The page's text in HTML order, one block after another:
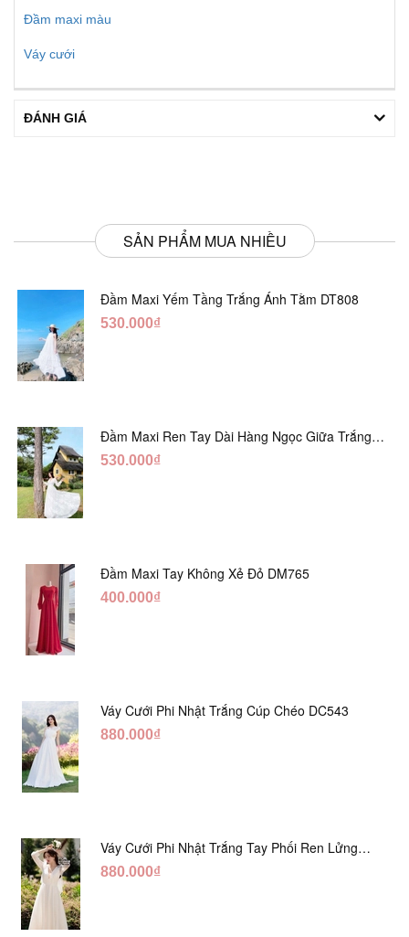
Đầm maxi màu
Váy cưới
ĐÁNH GIÁ
SẢN PHẨM MUA NHIỀU
Đầm Maxi Yếm Tầng Trắng Ánh Tằm DT808
530.000₫
Đầm Maxi Ren Tay Dài Hàng Ngọc Giữa Trắng
DT730
530.000₫
Đầm Maxi Tay Không Xẻ Đỏ DM765
400.000₫
Váy Cưới Phi Nhật Trắng Cúp Chéo DC543
880.000₫
Váy Cưới Phi Nhật Trắng Tay Phối Ren Lửng
DC554
880.000₫